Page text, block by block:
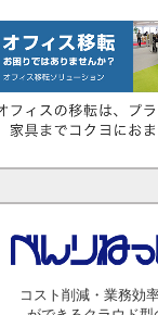
コスト削減・業務効